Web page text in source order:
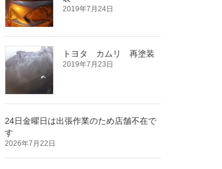
2019年7月24日
トヨタ カムリ 再塗装
2019年7月23日
24日金曜日は出張作業のため店舗不在で
す
2026年7月22日